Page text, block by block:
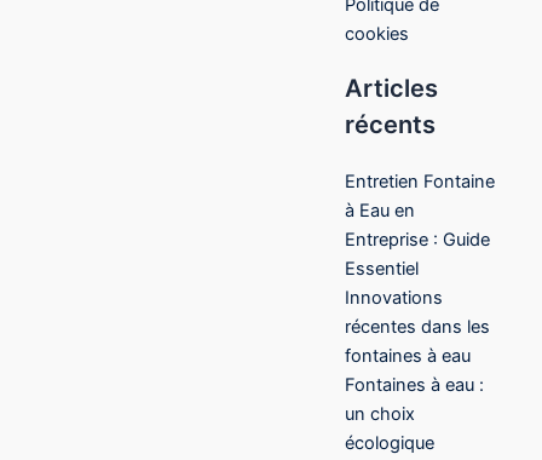
Politique de
cookies
Articles
récents
Entretien Fontaine
à Eau en
Entreprise : Guide
Essentiel
Innovations
récentes dans les
fontaines à eau
Fontaines à eau :
un choix
écologique